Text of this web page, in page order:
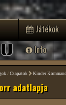
Játékok
Info
/ Csapatok Kinder
adatlapja